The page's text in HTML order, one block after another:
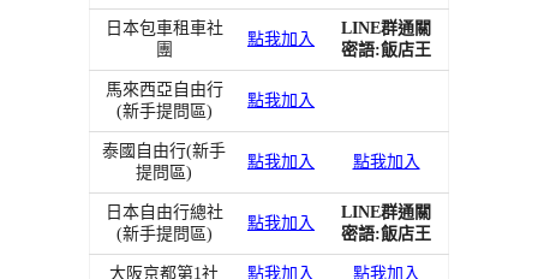
日本包車租車社
團
點我加入
LINE群通關
密語:飯店王
馬來西亞自由行
(新手提問區)
點我加入
泰國自由行(新手
提問區)
點我加入 點我加入
日本自由行總社
(新手提問區)
點我加入
LINE群通關
密語:飯店王
大阪京都第1社 點我加入 點我加入